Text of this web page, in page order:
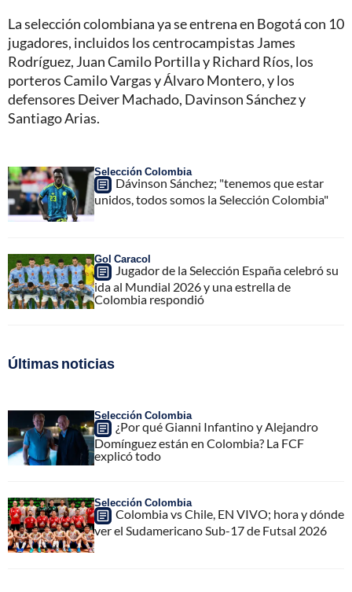
La selección colombiana ya se entrena en Bogotá con 10
jugadores, incluidos los centrocampistas James
Rodríguez, Juan Camilo Portilla y Richard Ríos, los
porteros Camilo Vargas y Álvaro Montero, y los
defensores Deiver Machado, Davinson Sánchez y
Santiago Arias.
Selección Colombia
Dávinson Sánchez; "tenemos que estar
unidos, todos somos la Selección Colombia"
Gol Caracol
Jugador de la Selección España celebró su
ida al Mundial 2026 y una estrella de
Colombia respondió
Últimas noticias
Selección Colombia
¿Por qué Gianni Infantino y Alejandro
Domínguez están en Colombia? La FCF
explicó todo
Selección Colombia
Colombia vs Chile, EN VIVO; hora y dónde
ver el Sudamericano Sub-17 de Futsal 2026